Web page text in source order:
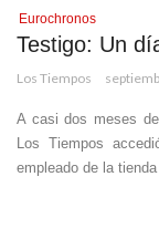
Eurochronos
Testigo: Un
Los Tiempos
A casi dos meses
Los Tiempos
empleado de la